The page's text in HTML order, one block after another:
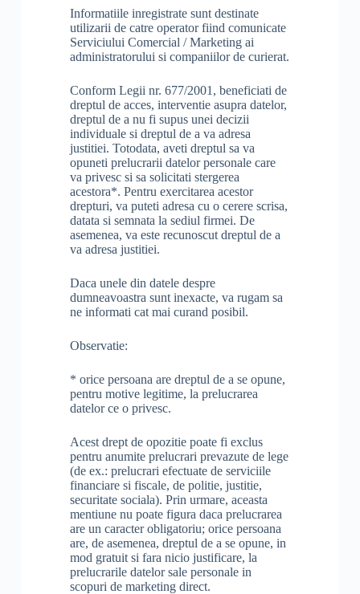
Informatiile inregistrate sunt destinate
utilizarii de catre operator fiind comunicate
Serviciului Comercial / Marketing ai
administratorului si companiilor de curierat.
Conform Legii nr. 677/2001, beneficiati de
dreptul de acces, interventie asupra datelor,
dreptul de a nu fi supus unei decizii
individuale si dreptul de a va adresa
justitiei. Totodata, aveti dreptul sa va
opuneti prelucrarii datelor personale care
va privesc si sa solicitati stergerea
acestora*. Pentru exercitarea acestor
drepturi, va puteti adresa cu o cerere scrisa,
datata si semnata la sediul firmei. De
asemenea, va este recunoscut dreptul de a
va adresa justitiei.
Daca unele din datele despre
dumneavoastra sunt inexacte, va rugam sa
ne informati cat mai curand posibil.
Observatie:
* orice persoana are dreptul de a se opune,
pentru motive legitime, la prelucrarea
datelor ce o privesc.
Acest drept de opozitie poate fi exclus
pentru anumite prelucrari prevazute de lege
(de ex.: prelucrari efectuate de serviciile
financiare si fiscale, de politie, justitie,
securitate sociala). Prin urmare, aceasta
mentiune nu poate figura daca prelucrarea
are un caracter obligatoriu; orice persoana
are, de asemenea, dreptul de a se opune, in
mod gratuit si fara nicio justificare, la
prelucrarile datelor sale personale in
scopuri de marketing direct.